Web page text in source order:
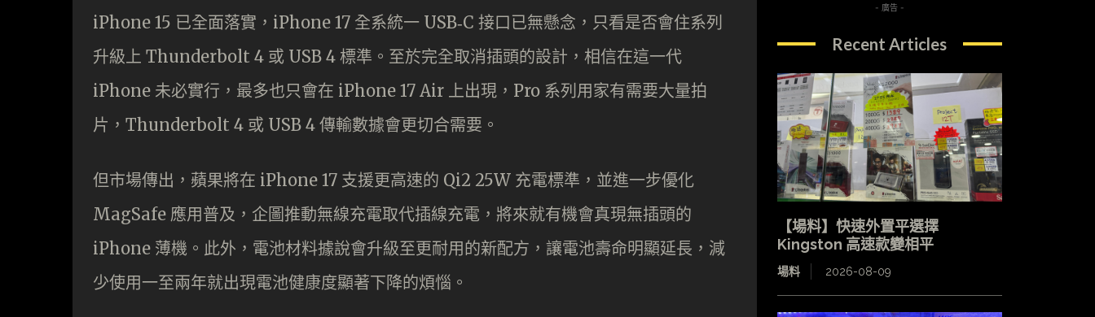
iPhone 15 已全面落實，iPhone 17 全系統一 USB‑C 接口已無懸念，只看是否會住系列
升級上 Thunderbolt 4 或 USB 4 標準。至於完全取消插頭的設計，相信在這一代
iPhone 未必實行，最多也只會在 iPhone 17 Air 上出現，Pro 系列用家有需要大量拍
片，Thunderbolt 4 或 USB 4 傳輸數據會更切合需要。
但市場傳出，蘋果將在 iPhone 17 支援更高速的 Qi2 25W 充電標準，並進一步優化
MagSafe 應用普及，企圖推動無線充電取代插線充電，將來就有機會真現無插頭的
iPhone 薄機。此外，電池材料據說會升級至更耐用的新配方，讓電池壽命明顯延長，減
少使用一至兩年就出現電池健康度顯著下降的煩惱。
- 廣告 -
Recent Articles
【場料】快速外置平選擇
Kingston 高速款變相平
場料 2026-08-09